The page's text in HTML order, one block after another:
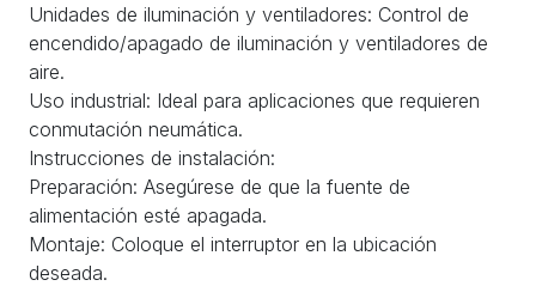
Unidades de iluminación y ventiladores: Control de
encendido/apagado de iluminación y ventiladores de
aire.
Uso industrial: Ideal para aplicaciones que requieren
conmutación neumática.
Instrucciones de instalación:
Preparación: Asegúrese de que la fuente de
alimentación esté apagada.
Montaje: Coloque el interruptor en la ubicación
deseada.